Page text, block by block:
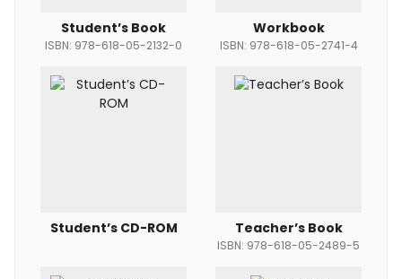
Student’s Book
ISBN: 978-618-05-2132-0
Workbook
ISBN: 978-618-05-2741-4
Student’s CD-ROM Teacher’s Book
ISBN: 978-618-05-2489-5